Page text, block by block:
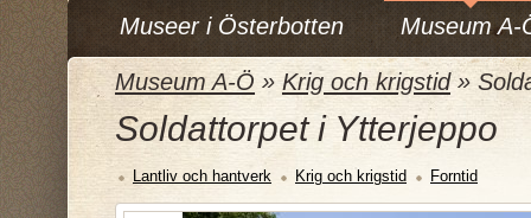
Museer i Österbotten Museum A-
Museum A-Ö » Krig och krigstid»
Soldattorpet i Ytterjeppo
Lantliv och hantverk Krig och krigstid Forntid